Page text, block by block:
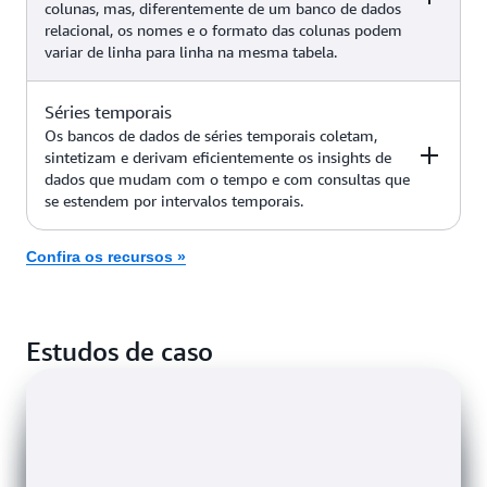
Detecção de fraudes, redes sociais,
mecanismos de recomendação,
casos de uso de IA generativa
(como GraphRAG, detecção
descoberta de novas respostas e
muito mais)
Amazon Neptune
colunas, mas, diferentemente de um banco de dados
relacional, os nomes e o formato das colunas podem
variar de linha para linha na mesma tabela.
Exemplos
Aplicações industriais de grande
escala para manutenção de
equipamentos, gerenciamento de
frota e otimização de rotas
Séries temporais
Os bancos de dados de séries temporais coletam,
sintetizam e derivam eficientemente os insights de
dados que mudam com o tempo e com consultas que
se estendem por intervalos temporais.
Exemplos
(IoT), DevOps, telemetria
Confira os recursos »
Estudos de caso